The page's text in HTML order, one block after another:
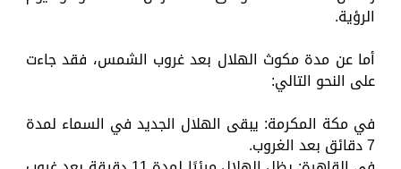
الرؤية.
أما عن مدة مكوث الهلال بعد غروب الشمس، فقد جاءت
على النحو التالي:
في مكة المكرمة: يبقى الهلال الجديد في السماء لمدة
7 دقائق بعد الغروب.